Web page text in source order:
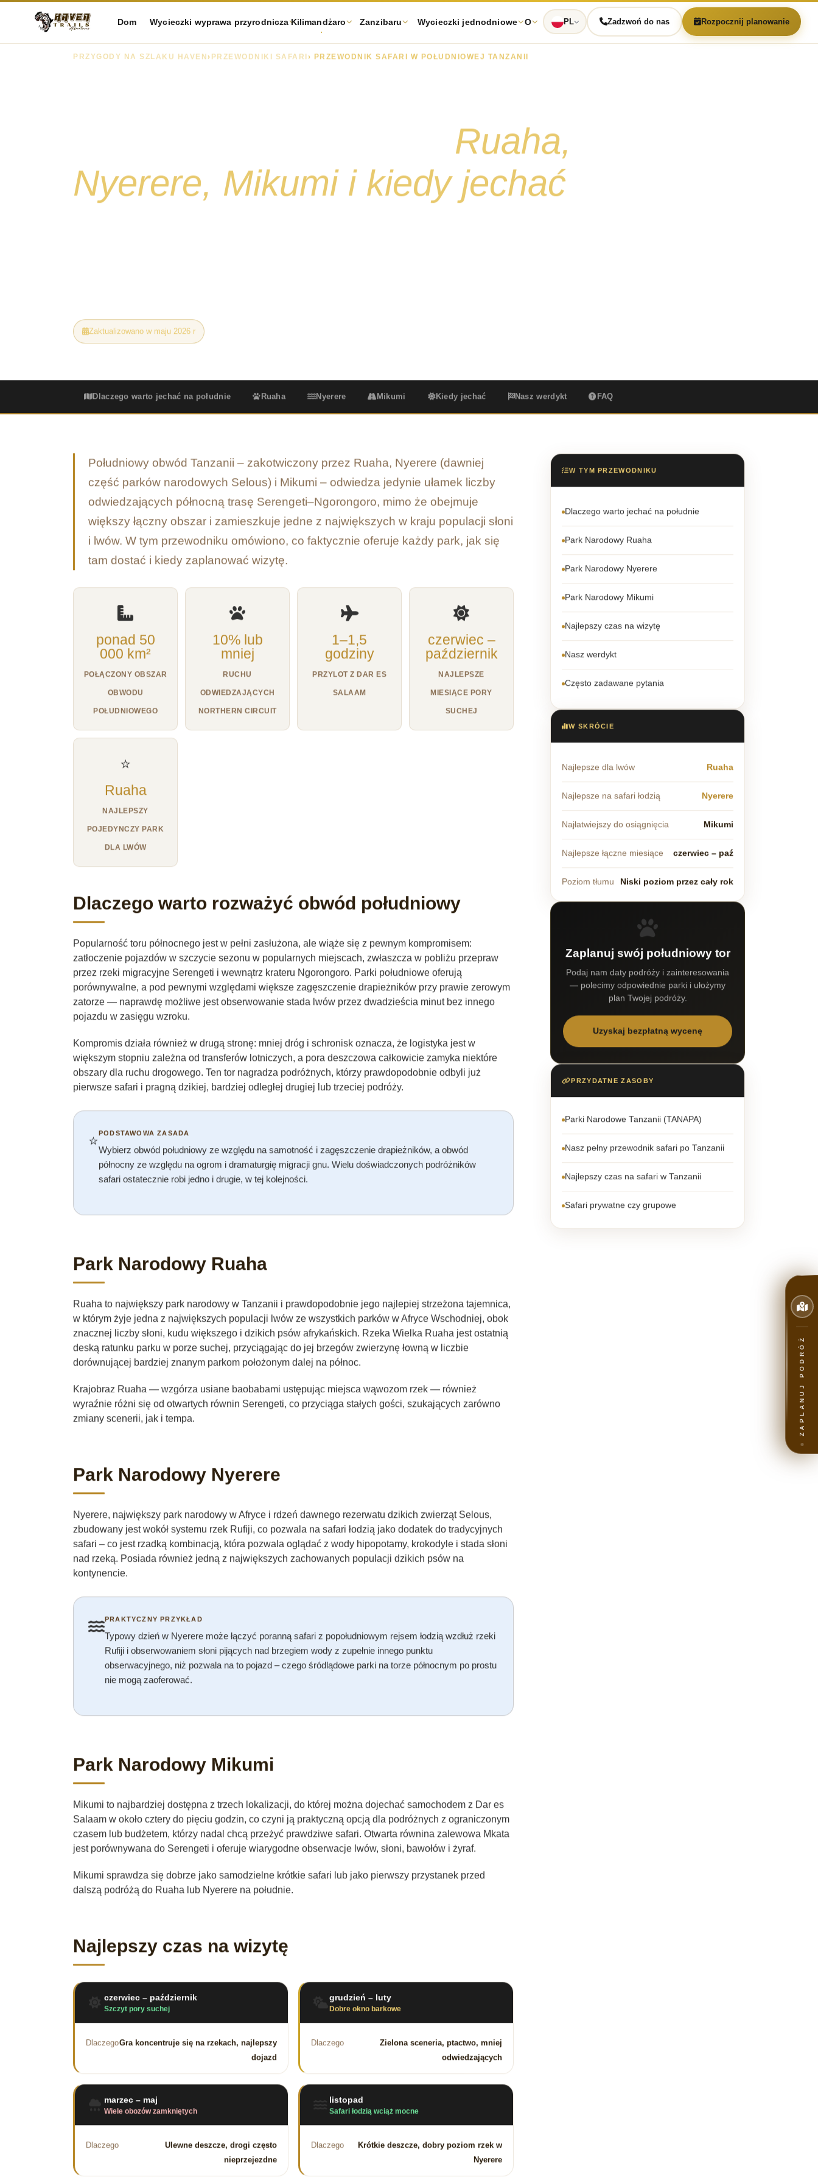
Dom Wycieczki wyprawa przyrodnicza Kilimandżaro Zanzibaru Wycieczki jednodniowe O PL Zadzwoń do nas Rozpocznij planowanie
PRZYGODY NA SZLAKU HAVEN› PRZEWODNIKI SAFARI› PRZEWODNIK SAFARI W POŁUDNIOWEJ TANZANII
Ruaha,
Nyerere, Mikumi i kiedy jechać
Zaktualizowano w maju 2026 r
Dlaczego warto jechać na południe Ruaha Nyerere Mikumi Kiedy jechać Nasz werdykt FAQ
Południowy obwód Tanzanii – zakotwiczony przez Ruaha, Nyerere (dawniej
część parków narodowych Selous) i Mikumi – odwiedza jedynie ułamek liczby
odwiedzających północną trasę Serengeti–Ngorongoro, mimo że obejmuje
większy łączny obszar i zamieszkuje jedne z największych w kraju populacji słoni
i lwów. W tym przewodniku omówiono, co faktycznie oferuje każdy park, jak się
tam dostać i kiedy zaplanować wizytę.
ponad 50
000 km²
POŁĄCZONY OBSZAR
OBWODU
POŁUDNIOWEGO
10% lub
mniej
RUCHU
ODWIEDZAJĄCYCH
NORTHERN CIRCUIT
1–1,5
godziny
PRZYLOT Z DAR ES
SALAAM
czerwiec –
październik
NAJLEPSZE
MIESIĄCE PORY
SUCHEJ
⭐
Ruaha
NAJLEPSZY
POJEDYNCZY PARK
DLA LWÓW
Dlaczego warto rozważyć obwód południowy
Popularność toru północnego jest w pełni zasłużona, ale wiąże się z pewnym kompromisem:
zatłoczenie pojazdów w szczycie sezonu w popularnych miejscach, zwłaszcza w pobliżu przepraw
przez rzeki migracyjne Serengeti i wewnątrz krateru Ngorongoro. Parki południowe oferują
porównywalne, a pod pewnymi względami większe zagęszczenie drapieżników przy prawie zerowym
zatorze — naprawdę możliwe jest obserwowanie stada lwów przez dwadzieścia minut bez innego
pojazdu w zasięgu wzroku.
Kompromis działa również w drugą stronę: mniej dróg i schronisk oznacza, że ​​logistyka jest w
większym stopniu zależna od transferów lotniczych, a pora deszczowa całkowicie zamyka niektóre
obszary dla ruchu drogowego. Ten tor nagradza podróżnych, którzy prawdopodobnie odbyli już
pierwsze safari i pragną dzikiej, bardziej odległej drugiej lub trzeciej podróży.
⭐PODSTAWOWA ZASADA
Wybierz obwód południowy ze względu na samotność i zagęszczenie drapieżników, a obwód
północny ze względu na ogrom i dramaturgię migracji gnu. Wielu doświadczonych podróżników
safari ostatecznie robi jedno i drugie, w tej kolejności.
Park Narodowy Ruaha
Ruaha to największy park narodowy w Tanzanii i prawdopodobnie jego najlepiej strzeżona tajemnica,
w którym żyje jedna z największych populacji lwów ze wszystkich parków w Afryce Wschodniej, obok
znacznej liczby słoni, kudu większego i dzikich psów afrykańskich. Rzeka Wielka Ruaha jest ostatnią
deską ratunku parku w porze suchej, przyciągając do jej brzegów zwierzynę łowną w liczbie
dorównującej bardziej znanym parkom położonym dalej na północ.
Krajobraz Ruaha — wzgórza usiane baobabami ustępując miejsca wąwozom rzek — również
wyraźnie różni się od otwartych równin Serengeti, co przyciąga stałych gości, szukających zarówno
zmiany scenerii, jak i tempa.
Park Narodowy Nyerere
Nyerere, największy park narodowy w Afryce i rdzeń dawnego rezerwatu dzikich zwierząt Selous,
zbudowany jest wokół systemu rzek Rufiji, co pozwala na safari łodzią jako dodatek do tradycyjnych
safari – co jest rzadką kombinacją, która pozwala oglądać z wody hipopotamy, krokodyle i stada słoni
nad rzeką. Posiada również jedną z największych zachowanych populacji dzikich psów na
kontynencie.
PRAKTYCZNY PRZYKŁAD
Typowy dzień w Nyerere może łączyć poranną safari z popołudniowym rejsem łodzią wzdłuż rzeki
Rufiji i obserwowaniem słoni pijących nad brzegiem wody z zupełnie innego punktu
obserwacyjnego, niż pozwala na to pojazd – czego śródlądowe parki na torze północnym po prostu
nie mogą zaoferować.
Park Narodowy Mikumi
Mikumi to najbardziej dostępna z trzech lokalizacji, do której można dojechać samochodem z Dar es
Salaam w około cztery do pięciu godzin, co czyni ją praktyczną opcją dla podróżnych z ograniczonym
czasem lub budżetem, którzy nadal chcą przeżyć prawdziwe safari. Otwarta równina zalewowa Mkata
jest porównywana do Serengeti i oferuje wiarygodne obserwacje lwów, słoni, bawołów i żyraf.
Mikumi sprawdza się dobrze jako samodzielne krótkie safari lub jako pierwszy przystanek przed
dalszą podróżą do Ruaha lub Nyerere na południe.
Najlepszy czas na wizytę
czerwiec – październik
Szczyt pory suchej
DlaczegoGra koncentruje się na rzekach, najlepszy
dojazd
grudzień – luty
Dobre okno barkowe
Dlaczego
Zielona sceneria, ptactwo, mniej
odwiedzających
marzec – maj
Wiele obozów zamkniętych
Dlaczego
Ulewne deszcze, drogi często
nieprzejezdne
listopad
Safari łodzią wciąż mocne
Dlaczego
Krótkie deszcze, dobry poziom rzek w
Nyerere
W TYM PRZEWODNIKU
Dlaczego warto jechać na południe
Park Narodowy Ruaha
Park Narodowy Nyerere
Park Narodowy Mikumi
Najlepszy czas na wizytę
Nasz werdykt
Często zadawane pytania
W SKRÓCIE
Najlepsze dla lwów Ruaha
Najlepsze na safari łodzią Nyerere
Najłatwiejszy do osiągnięcia Mikumi
Najlepsze łączne miesiące czerwiec – paź
Poziom tłumu Niski poziom przez cały rok
Zaplanuj swój południowy tor
Podaj nam daty podróży i zainteresowania
— polecimy odpowiednie parki i ułożymy
plan Twojej podróży.
Uzyskaj bezpłatną wycenę
PRZYDATNE ZASOBY
Parki Narodowe Tanzanii (TANAPA)
Nasz pełny przewodnik safari po Tanzanii
Najlepszy czas na safari w Tanzanii
Safari prywatne czy grupowe
ZAPLANUJ PODRÓŻ